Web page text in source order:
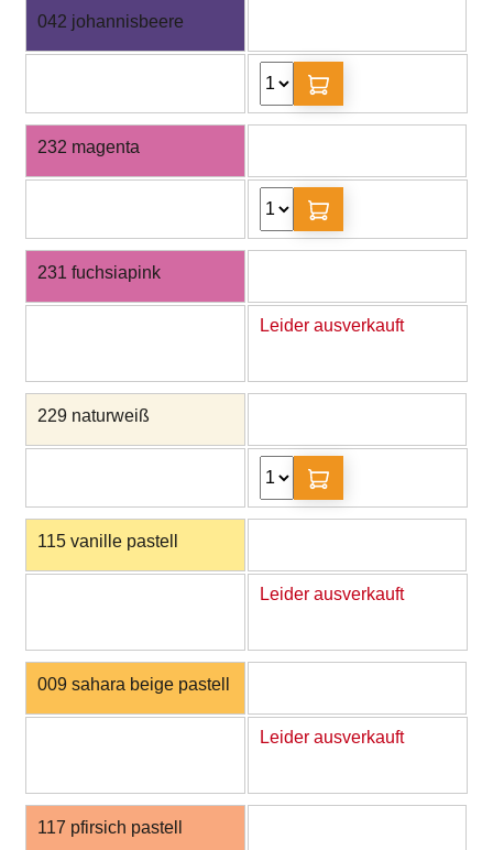
042 johannisbeere
232 magenta
231 fuchsiapink
Leider ausverkauft
229 naturweiß
115 vanille pastell
Leider ausverkauft
009 sahara beige pastell
Leider ausverkauft
117 pfirsich pastell